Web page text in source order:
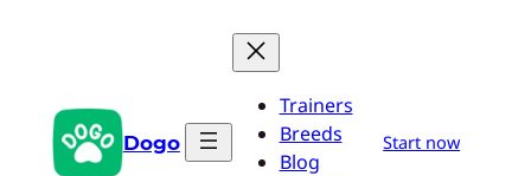
Dogo
Trainers
Breeds
Blog
Start now